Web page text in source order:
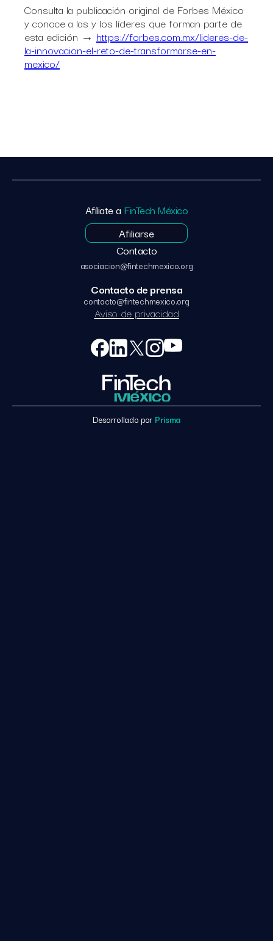
Consulta la publicación original de Forbes México
y conoce a las y los líderes que forman parte de
esta edición → https://forbes.com.mx/lideres-de-
la-innovacion-el-reto-de-transformarse-en-
mexico/
Afíliate a FinTech México
Afiliarse
Contacto
asociacion@fintechmexico.org
Contacto de prensa
contacto@fintechmexico.org
Aviso de privacidad
Desarrollado por Prisma